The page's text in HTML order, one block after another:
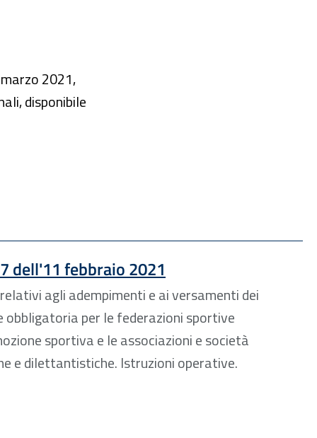
2021,
disponibile
dell'11 febbraio 2021
agli adempimenti e ai versamenti dei
obbligatoria per le federazioni sportive
sportiva e le associazioni e società
e dilettantistiche. Istruzioni operative.